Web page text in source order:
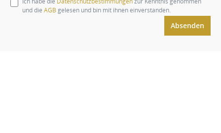
und die AGB gelesen und bin mit ihnen einverstanden.
Absenden